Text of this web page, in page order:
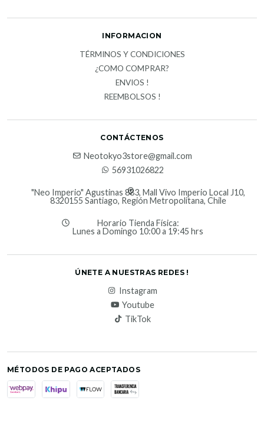
INFORMACION
TÉRMINOS Y CONDICIONES
¿COMO COMPRAR?
ENVIOS !
REEMBOLSOS !
CONTÁCTENOS
Neotokyo3store@gmail.com
56931026822
"Neo Imperio" Agustinas 883, Mall Vivo Imperio Local J10,
8320155 Santiago, Región Metropolitana, Chile
Horario Tienda Física:
Lunes a Domingo 10:00 a 19:45 hrs
ÚNETE A NUESTRAS REDES !
Instagram
Youtube
TikTok
MÉTODOS DE PAGO ACEPTADOS